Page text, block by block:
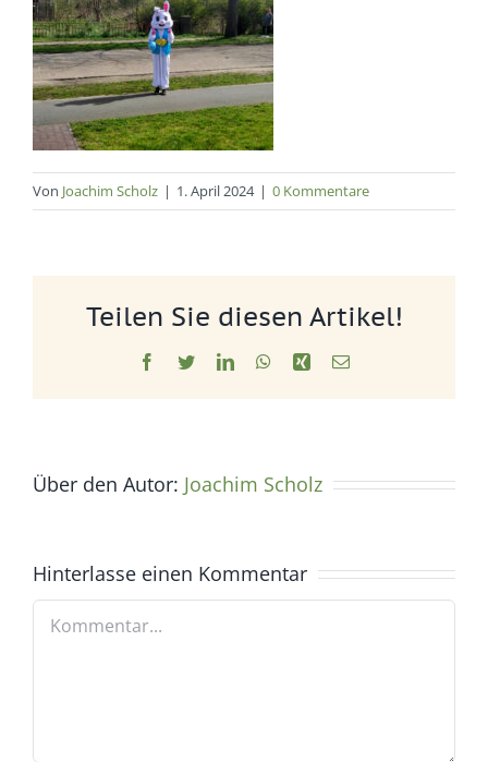
Von Joachim Scholz | 1. April 2024 | 0 Kommentare
Teilen Sie diesen Artikel!
Facebook
TwitterLinkedInWhatsApp
Xing E-
Über den Autor: Joachim Scholz
Hinterlasse einen Kommentar
Kommentar